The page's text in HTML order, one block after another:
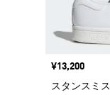
価格
¥13,200
スタンスミス